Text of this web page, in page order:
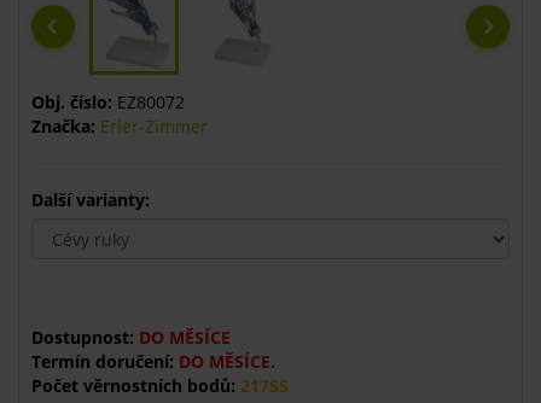
Obj. číslo: EZ80072
Značka: Erler-Zimmer
Další varianty:
Dostupnost: DO MĚSÍCE
Termín doručení: DO MĚSÍCE.
Počet věrnostních bodů: 21755